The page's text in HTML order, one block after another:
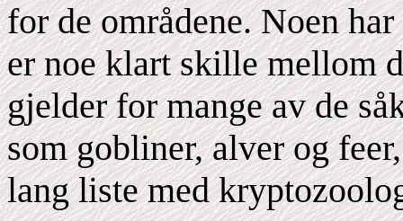
for de områdene. Noen
er noe klart skille mellom
gjelder for mange av de
som gobliner, alver og
lang liste med